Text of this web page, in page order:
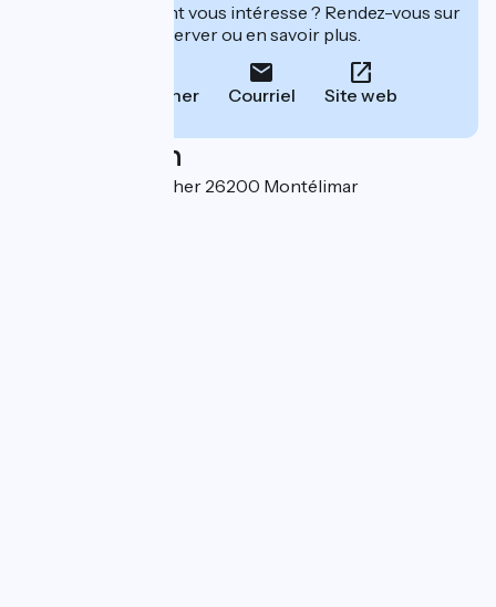
Cet établissement vous intéresse ? Rendez-vous sur
leur site pour réserver ou en savoir plus.
Téléphoner Courriel Site web
Localisation
8 boulevard du Pêcher 26200 Montélimar